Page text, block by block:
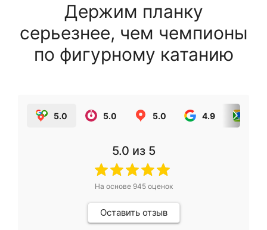
Держим планку
серьезнее, чем чемпионы
по фигурному катанию
5.0 5.0 5.0 4.9
5.0 из 5
На основе 945оценок
Оставить отзыв